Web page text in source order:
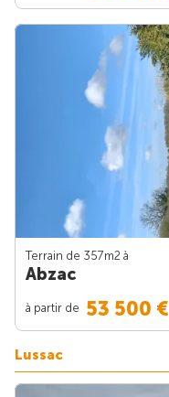
Terrain de 357m2 à
Abzac
à partir de 53 500 €
Lussac